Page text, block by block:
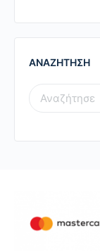
ΑΝΑΖΗΤΗΣΗ
SEARCH
FOR: